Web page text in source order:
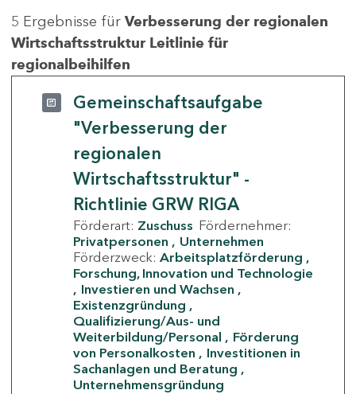
5 Ergebnisse für Verbesserung der regionalen
Wirtschaftsstruktur Leitlinie für
regionalbeihilfen
Gemeinschaftsaufgabe
"Verbesserung der
regionalen
Wirtschaftsstruktur" -
Richtlinie GRW RIGA
Förderart: Zuschuss Fördernehmer:
Privatpersonen
Unternehmen
Förderzweck: Arbeitsplatzförderung
Forschung, Innovation und Technologie
Investieren und Wachsen
Existenzgründung
Qualifizierung/Aus- und
Weiterbildung/Personal
Förderung
von Personalkosten
Investitionen in
Sachanlagen und Beratung
Unternehmensgründung